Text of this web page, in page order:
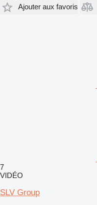
Ajouter aux favoris
7
VIDÉO
SLV Group